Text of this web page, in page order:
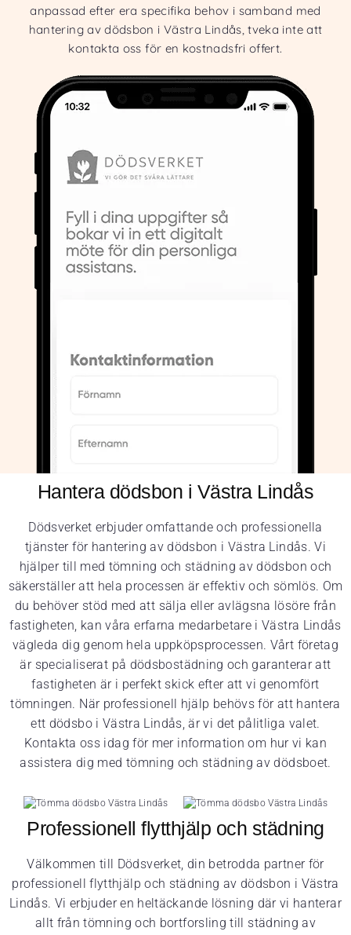
anpassad efter era specifika behov i samband med
hantering av dödsbon i Västra Lindås, tveka inte att
kontakta oss för en kostnadsfri offert.
Hantera dödsbon i Västra Lindås
Dödsverket erbjuder omfattande och professionella
tjänster för hantering av dödsbon i Västra Lindås. Vi
hjälper till med tömning och städning av dödsbon och
säkerställer att hela processen är effektiv och sömlös. Om
du behöver stöd med att sälja eller avlägsna lösöre från
fastigheten, kan våra erfarna medarbetare i Västra Lindås
vägleda dig genom hela uppköpsprocessen. Vårt företag
är specialiserat på dödsbostädning och garanterar att
fastigheten är i perfekt skick efter att vi genomfört
tömningen. När professionell hjälp behövs för att hantera
ett dödsbo i Västra Lindås, är vi det pålitliga valet.
Kontakta oss idag för mer information om hur vi kan
assistera dig med tömning och städning av dödsboet.
Professionell flytthjälp och städning
Välkommen till Dödsverket, din betrodda partner för
professionell flytthjälp och städning av dödsbon i Västra
Lindås. Vi erbjuder en heltäckande lösning där vi hanterar
allt från tömning och bortforsling till städning av